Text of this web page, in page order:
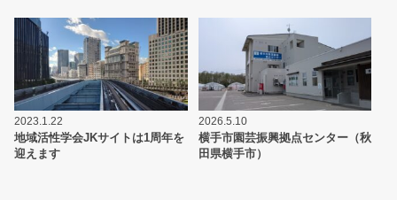
2023.1.22
地域活性学会JKサイトは1周年を
迎えます
2026.5.10
横手市園芸振興拠点センター（秋
田県横手市）